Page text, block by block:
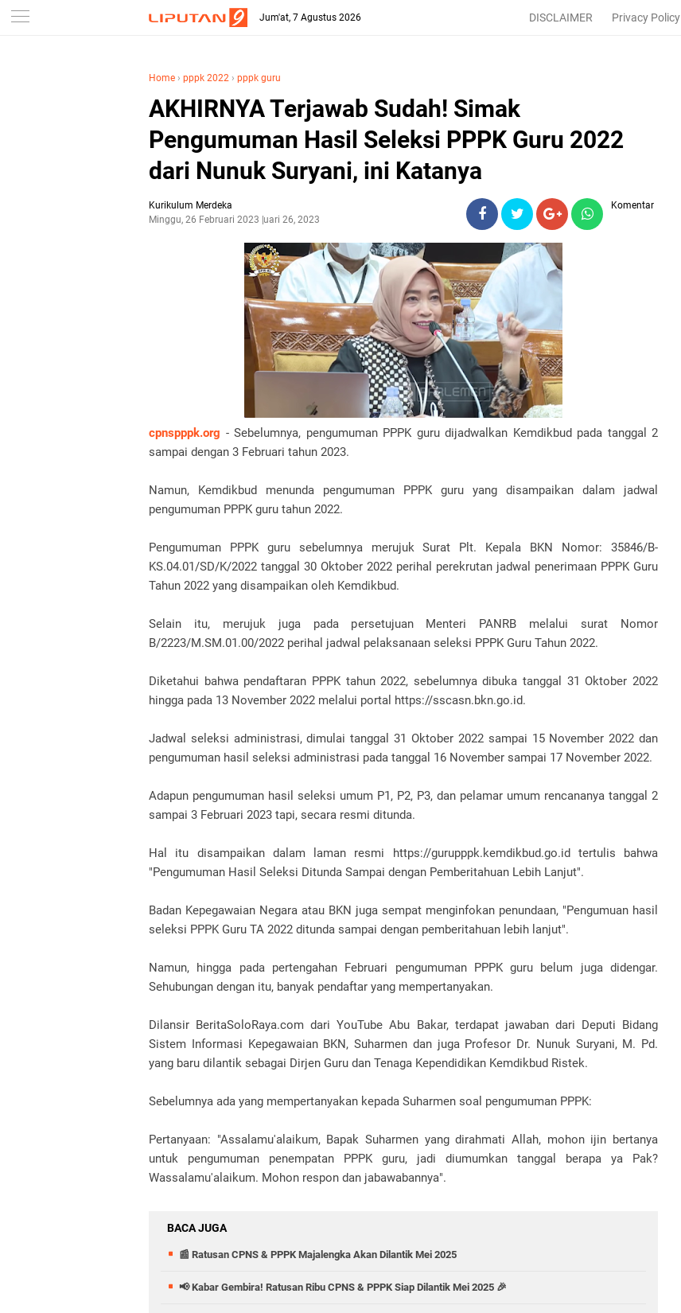
-->
Jum'at, 7 Agustus 2026 DISCLAIMER Privacy Policy
Home › pppk 2022 › pppk guru
AKHIRNYA Terjawab Sudah! Simak
Pengumuman Hasil Seleksi PPPK Guru 2022
dari Nunuk Suryani, ini Katanya
Kurikulum Merdeka
Minggu, 26 Februari 2023Februari 26, 2023
Komentar
cpnspppk.org - Sebelumnya, pengumuman PPPK guru dijadwalkan Kemdikbud pada tanggal 2
sampai dengan 3 Februari tahun 2023.
Namun, Kemdikbud menunda pengumuman PPPK guru yang disampaikan dalam jadwal
pengumuman PPPK guru tahun 2022.
Pengumuman PPPK guru sebelumnya merujuk Surat Plt. Kepala BKN Nomor: 35846/B-
KS.04.01/SD/K/2022 tanggal 30 Oktober 2022 perihal perekrutan jadwal penerimaan PPPK Guru
Tahun 2022 yang disampaikan oleh Kemdikbud.
Selain itu, merujuk juga pada persetujuan Menteri PANRB melalui surat Nomor
B/2223/M.SM.01.00/2022 perihal jadwal pelaksanaan seleksi PPPK Guru Tahun 2022.
Diketahui bahwa pendaftaran PPPK tahun 2022, sebelumnya dibuka tanggal 31 Oktober 2022
hingga pada 13 November 2022 melalui portal https://sscasn.bkn.go.id.
Jadwal seleksi administrasi, dimulai tanggal 31 Oktober 2022 sampai 15 November 2022 dan
pengumuman hasil seleksi administrasi pada tanggal 16 November sampai 17 November 2022.
Adapun pengumuman hasil seleksi umum P1, P2, P3, dan pelamar umum rencananya tanggal 2
sampai 3 Februari 2023 tapi, secara resmi ditunda.
Hal itu disampaikan dalam laman resmi https://gurupppk.kemdikbud.go.id tertulis bahwa
"Pengumuman Hasil Seleksi Ditunda Sampai dengan Pemberitahuan Lebih Lanjut".
Badan Kepegawaian Negara atau BKN juga sempat menginfokan penundaan, "Pengumuan hasil
seleksi PPPK Guru TA 2022 ditunda sampai dengan pemberitahuan lebih lanjut".
Namun, hingga pada pertengahan Februari pengumuman PPPK guru belum juga didengar.
Sehubungan dengan itu, banyak pendaftar yang mempertanyakan.
Dilansir BeritaSoloRaya.com dari YouTube Abu Bakar, terdapat jawaban dari Deputi Bidang
Sistem Informasi Kepegawaian BKN, Suharmen dan juga Profesor Dr. Nunuk Suryani, M. Pd.
yang baru dilantik sebagai Dirjen Guru dan Tenaga Kependidikan Kemdikbud Ristek.
Sebelumnya ada yang mempertanyakan kepada Suharmen soal pengumuman PPPK:
Pertanyaan: "Assalamu'alaikum, Bapak Suharmen yang dirahmati Allah, mohon ijin bertanya
untuk pengumuman penempatan PPPK guru, jadi diumumkan tanggal berapa ya Pak?
Wassalamu'alaikum. Mohon respon dan jabawabannya".
BACA JUGA
📰 Ratusan CPNS & PPPK Majalengka Akan Dilantik Mei 2025
📢 Kabar Gembira! Ratusan Ribu CPNS & PPPK Siap Dilantik Mei 2025 🎉